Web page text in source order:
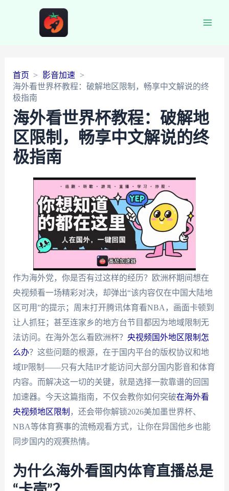
首页
影音加速
海外看世界杯教程：破解地区限制，畅享中文解说的终
极指南
海外看世界杯教程：破解地
区限制，畅享中文解说的终
极指南
作为海外党，你是否有过这样的经历？欧洲杯期间想在
央视频看一场精彩对决，却弹出“该内容仅在中国大陆地
区可用”的提示；周末打开腾讯体育看NBA，画面卡顿到
让人抓狂；甚至连家乡的地方台节目都因为地域限制无
法访问。在海外怎么看欧洲杯？ 央视频国外地区限制怎
么办？这些问题的根源，在于国内平台的版权协议和地
域IP限制——只有大陆IP才能访问大部分国内影音和体育
内容。而解决这一切的关键，就是选择一款靠谱的回国
加速器。今天这篇指南，不仅会教你如何突破在海外看
央视频地区限制 ，还会带你解锁2026美加墨世界杯、
NBA等体育赛事的流畅观看方式，让你在异国他乡也能
同步国内的观赛热情。
为什么海外看国内体育直播总是